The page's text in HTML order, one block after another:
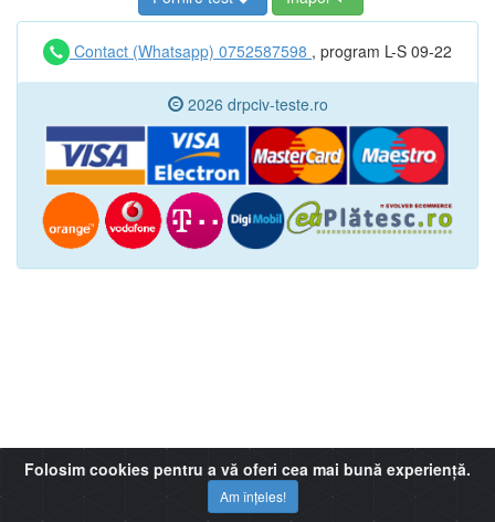
Contact (Whatsapp) 0752587598 , program L-S 09-22
2026 drpciv-teste.ro
Folosim cookies pentru a vă oferi cea mai bună experiență.
Am înțeles!